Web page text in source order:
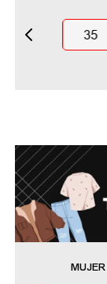
35
MUJER